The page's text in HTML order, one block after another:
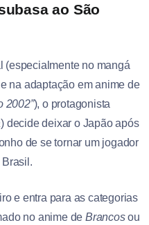
ao São
(especialmente no mangá
na adaptação em anime de
2002”), o protagonista
) decide deixar o Japão após
de se tornar um jogador
e entra para as categorias
no anime deBrancosou